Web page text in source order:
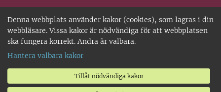
Denna webbplats använder kakor (cookies), som lagras i din
webbläsare. Vissa kakor är nödvändiga för att webbplatsen
ska fungera korrekt. Andra är valbara.
Hantera valbara kakor
Tillåt nödvändiga kakor